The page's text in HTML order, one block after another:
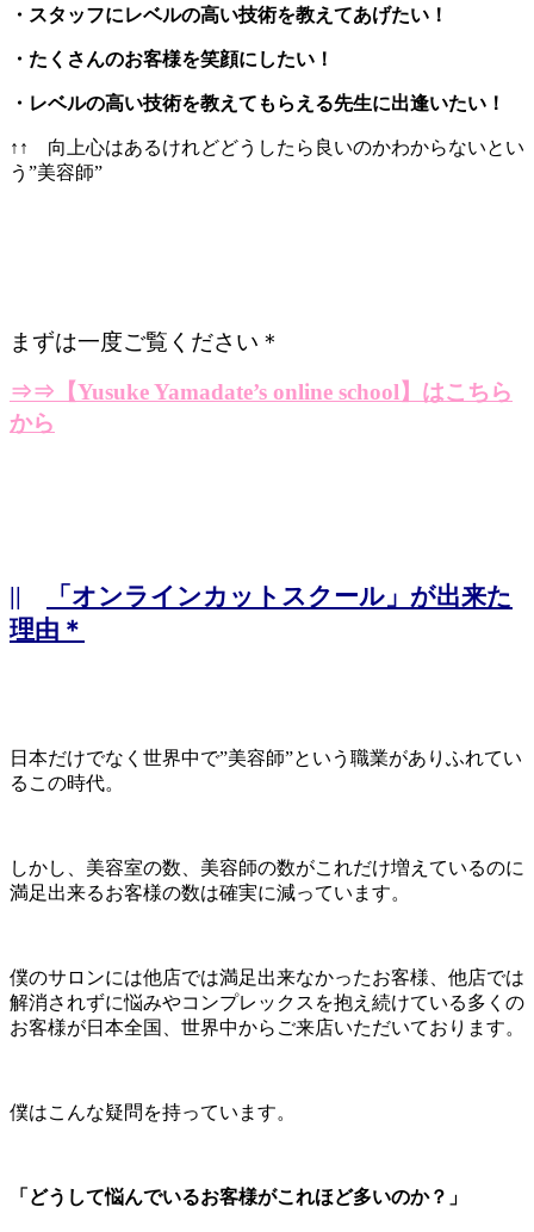
・スタッフにレベルの高い技術を教えてあげたい！
・たくさんのお客様を笑顔にしたい！
・レベルの高い技術を教えてもらえる先生に出逢いたい！
↑↑ 向上心はあるけれどどうしたら良いのかわからないとい
う”美容師”
まずは一度ご覧ください＊
⇒⇒ 【Yusuke Yamadate’s online school】はこちら
から
||
「オンラインカットスクール」が出来た
理由＊
日本だけでなく世界中で”美容師”という職業がありふれてい
るこの時代。
しかし、美容室の数、美容師の数がこれだけ増えているのに
満足出来るお客様の数は確実に減っています。
僕のサロンには他店では満足出来なかったお客様、他店では
解消されずに悩みやコンプレックスを抱え続けている多くの
お客様が日本全国、世界中からご来店いただいております。
僕はこんな疑問を持っています。
「どうして悩んでいるお客様がこれほど多いのか？」